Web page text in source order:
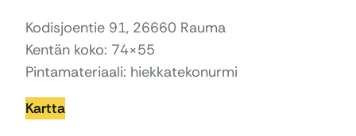
Kodisjoentie 91, 26660 Rauma
Kentän koko: 74×55
Pintamateriaali: hiekkatekonurmi
Kartta